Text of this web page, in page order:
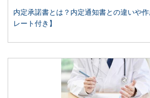
内定承諾書とは？内定通知書との違いや
レート付き】